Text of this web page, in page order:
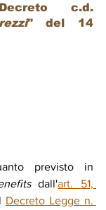
c.d.
" del 14
previsto in
dall'art. 51,
Decreto Legge n.